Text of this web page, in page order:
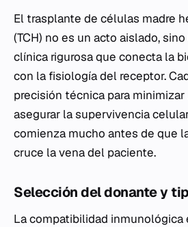
El trasplante de células madre
(TCH) no es un acto aislado,
clínica rigurosa que conecta la
con la fisiología del receptor.
precisión técnica para
asegurar la supervivencia
comienza mucho antes de que
cruce la vena del paciente.
Selección del donante y
La compatibilidad inmunológica